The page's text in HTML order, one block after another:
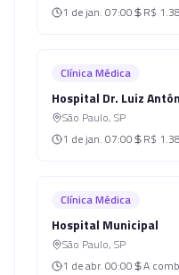
1 de jan. 07:00 R$
Clínica Médica
Hospital Dr. Luiz
São Paulo, SP
1 de jan. 07:00 R$
Clínica Médica
Hospital Municipal
São Paulo, SP
1 de abr. 00:00 A